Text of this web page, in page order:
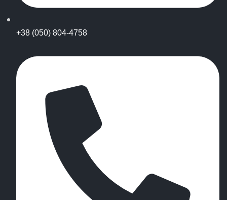
+38 (050) 804-4758